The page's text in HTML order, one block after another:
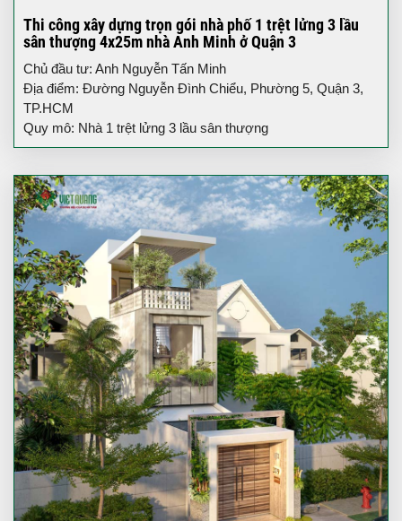
Thi công xây dựng trọn gói nhà phố 1 trệt lửng 3 lầu
sân thượng 4x25m nhà Anh Minh ở Quận 3
Chủ đầu tư: Anh Nguyễn Tấn Minh
Địa điểm: Đường Nguyễn Đình Chiểu, Phường 5, Quận 3,
TP.HCM
Quy mô: Nhà 1 trệt lửng 3 lầu sân thượng